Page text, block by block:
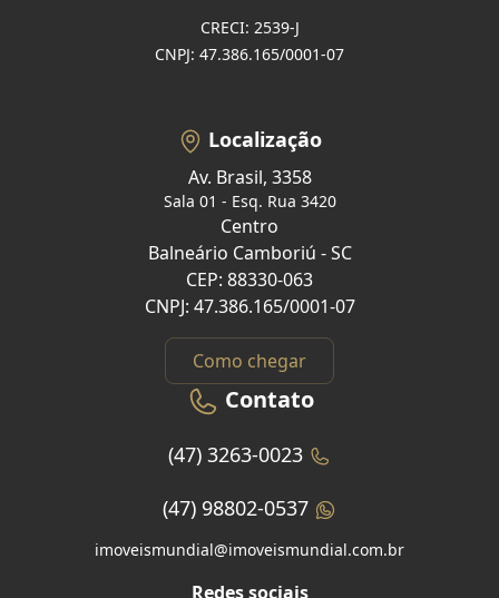
CRECI: 2539-J
CNPJ: 47.386.165/0001-07
Localização
Av. Brasil, 3358
Sala 01 - Esq. Rua 3420
Centro
Balneário Camboriú - SC
CEP: 88330-063
CNPJ: 47.386.165/0001-07
Como chegar
Contato
(47) 3263-0023
(47) 98802-0537
imoveismundial@imoveismundial.com.br
Redes sociais